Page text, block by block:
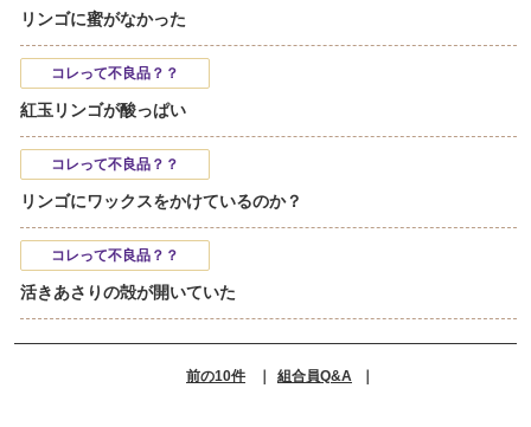
リンゴに蜜がなかった
コレって不良品？？
紅玉リンゴが酸っぱい
コレって不良品？？
リンゴにワックスをかけているのか？
コレって不良品？？
活きあさりの殻が開いていた
前の10件 ｜ 組合員Q&A ｜